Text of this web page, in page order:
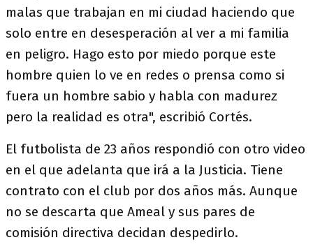
malas que trabajan en mi ciudad haciendo que
solo entre en desesperación al ver a mi familia
en peligro. Hago esto por miedo porque este
hombre quien lo ve en redes o prensa como si
fuera un hombre sabio y habla con madurez
pero la realidad es otra", escribió Cortés.
El futbolista de 23 años respondió con otro video
en el que adelanta que irá a la Justicia. Tiene
contrato con el club por dos años más. Aunque
no se descarta que Ameal y sus pares de
comisión directiva decidan despedirlo.